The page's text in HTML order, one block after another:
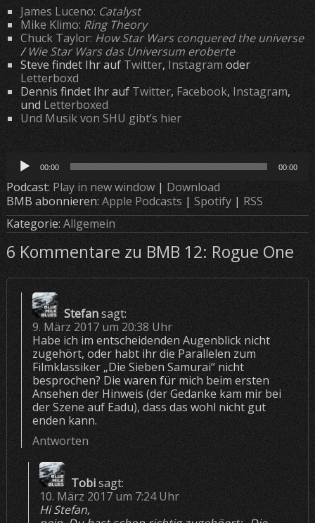
James Luceno: Catalyst
Mike Klimo: Ring Theory
Chuck Taylor: How Star Wars conquered the universe
/Wie Star Wars das Universum eroberte
Steve findet Ihr auf Twitter, Instagramoder
Letterboxd
Dennis findet Ihr aufTwitter, Facebook, Instagram,
und Letterboxed
Und Musik von SHU gibt’s hier
Audio-
Player
00:00 00:00
Podcast: Play in new window| Download
BMB abonnieren:Apple Podcasts| Spotify| RSS
Kategorie: Allgemein
6 Kommentare zu BMB 12: Rogue One
Stefansagt:
9. März 2017 um 20:38 Uhr
Habe ich im entscheidenden Augenblick nicht
zugehört, oder habt ihr die Parallelen zum
Filmklassiker „Die Sieben Samurai“ nicht
besprochen? Die waren für mich beim ersten
Ansehen der Hinweis (der Gedanke kam mir bei
der Szene auf Eadu), dass das wohl nicht gut
enden kann.
Antworten
Tobisagt:
10. März 2017 um 7:24 Uhr
Hi Stefan,